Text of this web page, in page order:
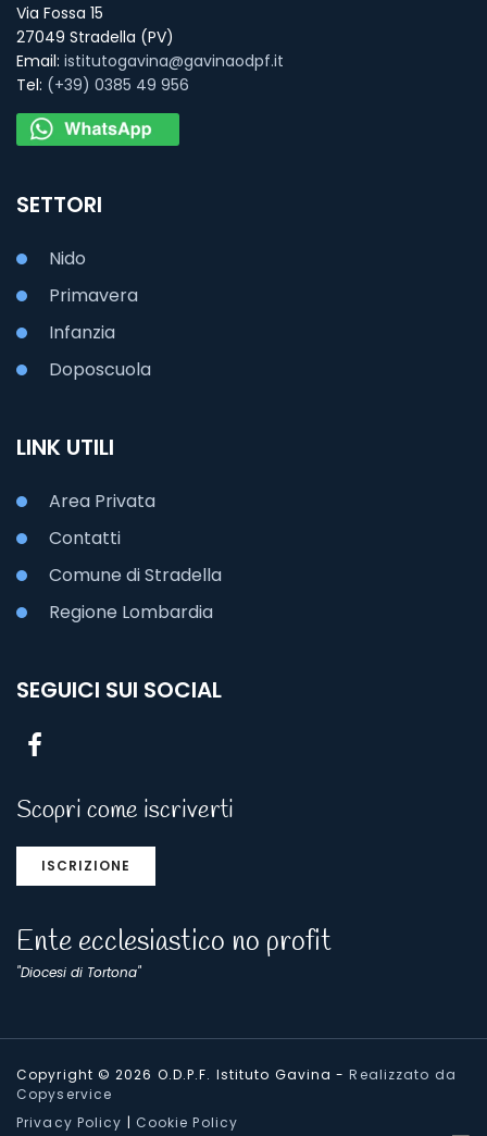
Via Fossa 15
27049 Stradella (PV)
Email: istitutogavina@gavinaodpf.it
Tel: (+39) 0385 49 956
SETTORI
Nido
Primavera
Infanzia
Doposcuola
LINK UTILI
Area Privata
Contatti
Comune di Stradella
Regione Lombardia
SEGUICI SUI SOCIAL
Scopri come iscriverti
ISCRIZIONE
Ente ecclesiastico no profit
"Diocesi di Tortona"
Copyright © 2026 O.D.P.F. Istituto Gavina -Realizzato da
Copyservice
Privacy Policy | Cookie Policy